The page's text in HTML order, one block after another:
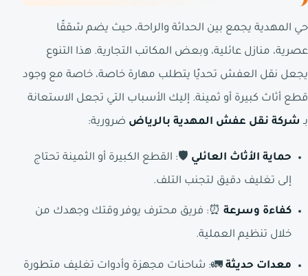
حي المهدية يجمع بين الحداثة والراحة، حيث يضم شققًا
عصرية، منازل عائلية، وبعض المكاتب التجارية. هذا التنوع
يجعل نقل العفش تحديًا يتطلب مهارة خاصة، خاصة مع وجود
قطع أثاث كبيرة أو ثمينة. إليك الأسباب التي تجعل الاستعانة
بـ شركة نقل عفش المهدية بالرياض ضرورية:
حماية الأثاث العائلي 🛡️: القطع الكبيرة أو الثمينة تحتاج
إلى تغليف دقيق لتجنب التلف.
كفاءة وسرعة⏰: فريق محترف يوفر وقتك وجهدك من
خلال تنظيم العملية.
معدات حديثة🚛: شاحنات مجهزة وأدوات تغليف متطورة